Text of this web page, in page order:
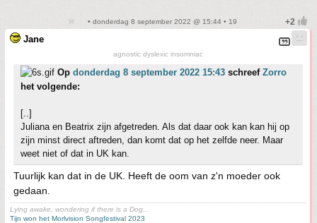
• donderdag 8 september 2022 @ 15:44 • 19
Jane
agnostic dyslexic insomniac
Op donderdag 8 september 2022 15:43 schreef Zorro
het volgende:
[..]
Juliana en Beatrix zijn afgetreden. Als dat daar ook kan kan hij op
zijn minst direct aftreden, dan komt dat op het zelfde neer. Maar
weet niet of dat in UK kan.
Tuurlijk kan dat in de UK. Heeft de oom van z'n moeder ook
gedaan.
Lying awake, wondering if there is a Dog...
Tijn won het Morlvision Songfestival 2023